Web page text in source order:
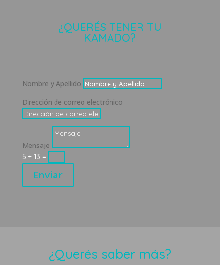
¿QUERÉS TENER TU
KAMADO?
Nombre y Apellido
Dirección de correo electrónico
Mensaje
5 + 13 =
Enviar
¿Querés saber más?